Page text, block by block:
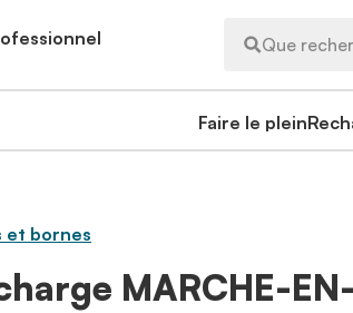
Que
Faire le plein
et bornes
MARCHE-